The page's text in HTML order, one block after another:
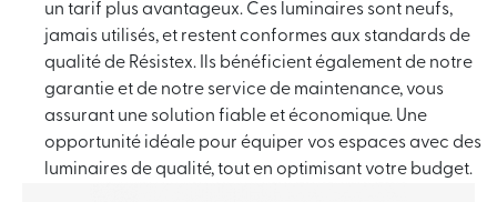
un tarif plus avantageux. Ces luminaires sont neufs,
jamais utilisés, et restent conformes aux standards de
qualité de Résistex. Ils bénéficient également de notre
garantie et de notre service de maintenance, vous
assurant une solution fiable et économique. Une
opportunité idéale pour équiper vos espaces avec des
luminaires de qualité, tout en optimisant votre budget.